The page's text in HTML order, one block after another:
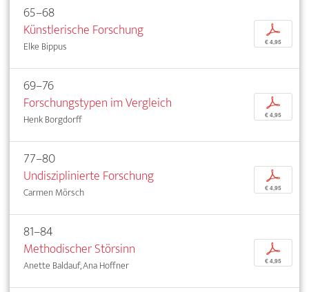
65–68
Künstlerische Forschung
Elke Bippus
p
€ 4,95
69–76
Forschungstypen im Vergleich
Henk Borgdorff
p
€ 4,95
77–80
Undisziplinierte Forschung
Carmen Mörsch
p
€ 4,95
81–84
Methodischer Störsinn
Anette Baldauf, Ana Hoffner
p
€ 4,95